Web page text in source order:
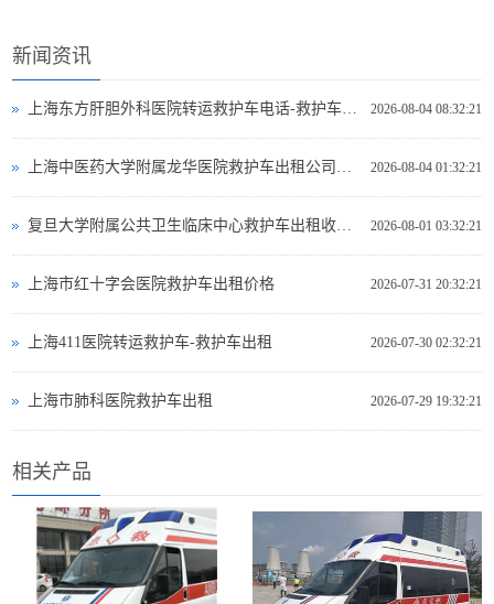
新闻资讯
2026-08-04 08:32:21
2026-08-04 01:32:21
2026-08-01 03:32:21
2026-07-31 20:32:21
上海市红十字会医院救护车出租价格
2026-07-30 02:32:21
上海411医院转运救护车-救护车出租
2026-07-29 19:32:21
上海市肺科医院救护车出租
相关产品